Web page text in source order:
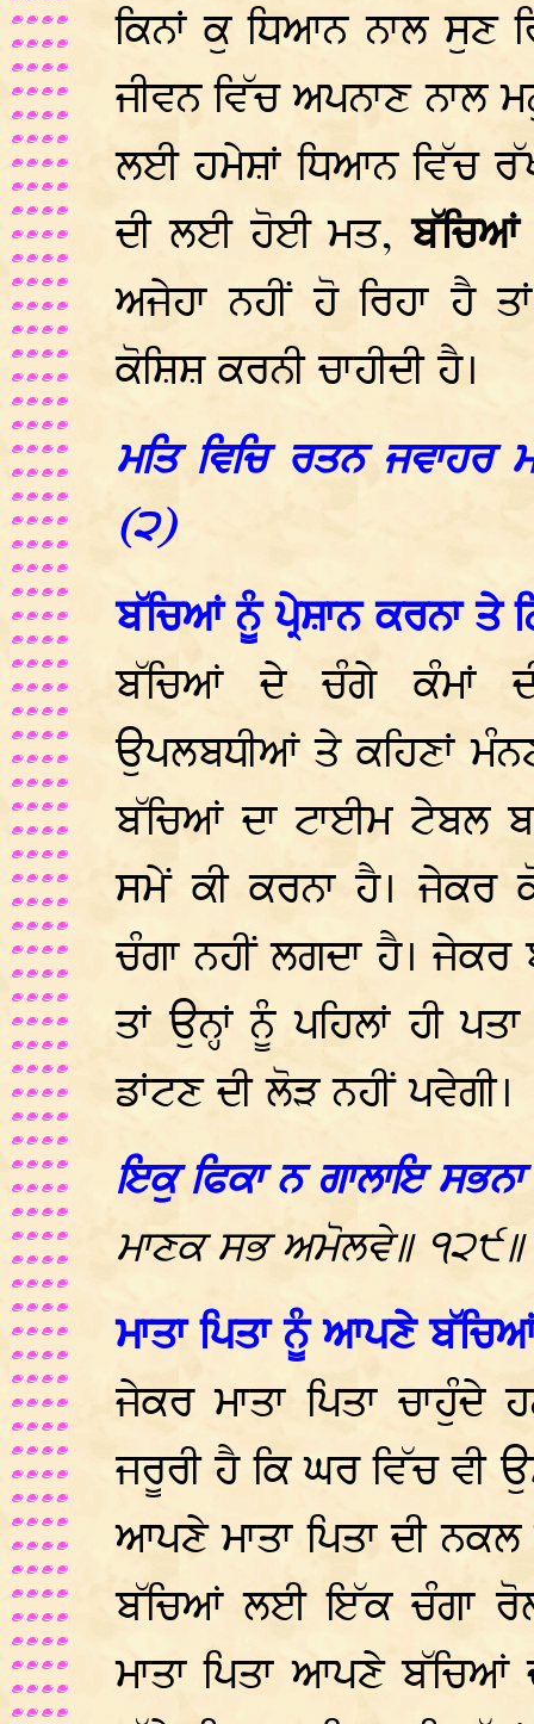
ਕਿਨਾਂ ਕੁ ਧਿਆਨ ਨਾਲ ਸੁਣ
ਜੀਵਨ ਵਿੱਚ ਅਪਨਾਣ ਨਾਲ
ਲਈ ਹਮੇਸ਼ਾਂ ਧਿਆਨ ਵਿੱਚ
ਦੀ ਲਈ ਹੋਈ ਮਤ,ਬੱਚਿਆਂ
ਅਜੇਹਾ ਨਹੀਂ ਹੋ ਰਿਹਾ ਹੈ
ਕੋਸ਼ਿਸ਼ ਕਰਨੀ ਚਾਹੀਦੀ ਹੈ।
ਮਤਿ ਵਿਚਿ ਰਤਨ
(੨)
ਬੱਚਿਆਂ ਨੂੰ ਪ੍ਰੇਸ਼ਾਨ ਕਰਨਾ ਤੇ
ਬੱਚਿਆਂ ਦੇ ਚੰਗੇ ਕੰਮਾਂ
ਉਪਲਬਧੀਆਂ ਤੇ ਕਹਿਣਾਂ
ਬੱਚਿਆਂ ਦਾ ਟਾਈਮ ਟੇਬਲ
ਸਮੇਂ ਕੀ ਕਰਨਾ ਹੈ।
ਚੰਗਾ ਨਹੀਂ ਲਗਦਾ ਹੈ।
ਤਾਂ ਉਨ੍ਹਾਂ ਨੂੰ ਪਹਿਲਾਂ ਹੀ
ਡਾਂਟਣ ਦੀ ਲੋੜ ਨਹੀਂ ਪਵੇਗੀ।
ਇਕੁ ਫਿਕਾ ਨ ਗਾਲਾਇ
ਮਾਣਕ ਸਭ ਅਮੋਲਵੇ॥
ਮਾਤਾ ਪਿਤਾ ਨੂੰ ਆਪਣੇ
ਜੇਕਰ ਮਾਤਾ ਪਿਤਾ
ਜਰੂਰੀ ਹੈ ਕਿ ਘਰ ਵਿੱਚ
ਆਪਣੇ ਮਾਤਾ ਪਿਤਾ ਦੀ
ਬੱਚਿਆਂ ਲਈ ਇੱਕ ਚੰਗਾ ਰੋਲ
ਮਾਤਾ ਪਿਤਾ ਆਪਣੇ